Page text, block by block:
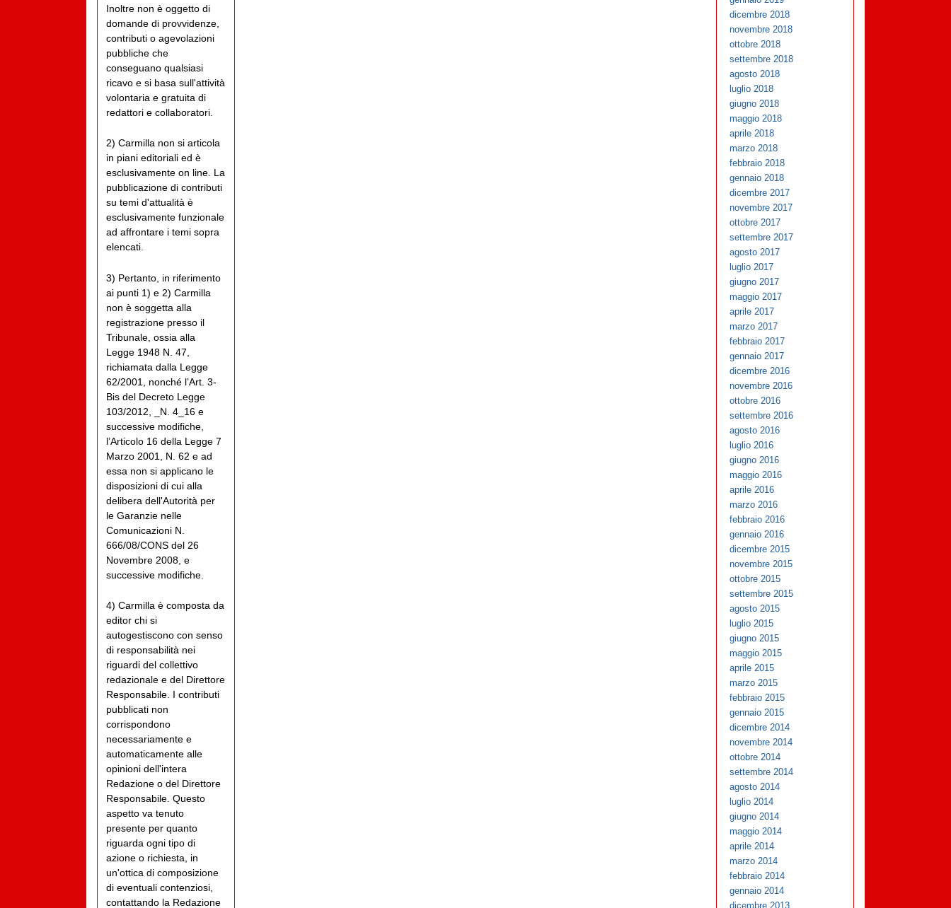
Inoltre non è oggetto di
domande di provvidenze,
contributi o agevolazioni
pubbliche che
conseguano qualsiasi
ricavo e si basa sull'attività
volontaria e gratuita di
redattori e collaboratori.
2) Carmilla non si articola
in piani editoriali ed è
esclusivamente on line. La
pubblicazione di contributi
su temi d'attualità è
esclusivamente funzionale
ad affrontare i temi sopra
elencati.
3) Pertanto, in riferimento
ai punti 1) e 2) Carmilla
non è soggetta alla
registrazione presso il
Tribunale, ossia alla
Legge 1948 N. 47,
richiamata dalla Legge
62/2001, nonché l’Art. 3-
Bis del Decreto Legge
103/2012, _N. 4_16 e
successive modifiche,
l’Articolo 16 della Legge 7
Marzo 2001, N. 62 e ad
essa non si applicano le
disposizioni di cui alla
delibera dell'Autorità per
le Garanzie nelle
Comunicazioni N.
666/08/CONS del 26
Novembre 2008, e
successive modifiche.
4) Carmilla è composta da
editor chi si
autogestiscono con senso
di responsabilità nei
riguardi del collettivo
redazionale e del Direttore
Responsabile. I contributi
pubblicati non
corrispondono
necessariamente e
automaticamente alle
opinioni dell'intera
Redazione o del Direttore
Responsabile. Questo
aspetto va tenuto
presente per quanto
riguarda ogni tipo di
azione o richiesta, in
un'ottica di composizione
di eventuali contenziosi,
contattando la Redazione
dicembre 2018
novembre 2018
ottobre 2018
settembre 2018
agosto 2018
luglio 2018
giugno 2018
maggio 2018
aprile 2018
marzo 2018
febbraio 2018
gennaio 2018
dicembre 2017
novembre 2017
ottobre 2017
settembre 2017
agosto 2017
luglio 2017
giugno 2017
maggio 2017
aprile 2017
marzo 2017
febbraio 2017
gennaio 2017
dicembre 2016
novembre 2016
ottobre 2016
settembre 2016
agosto 2016
luglio 2016
giugno 2016
maggio 2016
aprile 2016
marzo 2016
febbraio 2016
gennaio 2016
dicembre 2015
novembre 2015
ottobre 2015
settembre 2015
agosto 2015
luglio 2015
giugno 2015
maggio 2015
aprile 2015
marzo 2015
febbraio 2015
gennaio 2015
dicembre 2014
novembre 2014
ottobre 2014
settembre 2014
agosto 2014
luglio 2014
giugno 2014
maggio 2014
aprile 2014
marzo 2014
febbraio 2014
gennaio 2014
dicembre 2013